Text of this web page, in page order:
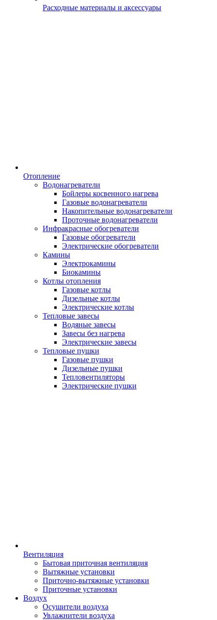
Расходные материалы и аксессуары
Отопление
Водонагреватели
Бойлеры косвенного нагрева
Газовые водонагреватели
Накопительные водонагреватели
Проточные водонагреватели
Инфракрасные обогреватели
Газовые обогреватели
Электрические обогреватели
Камины
Электрокамины
Биокамины
Котлы отопления
Газовые котлы
Дизельные котлы
Электрические котлы
Тепловые завесы
Водяные завесы
Завесы без нагрева
Электрические завесы
Тепловые пушки
Газовые пушки
Дизельные пушки
Тепловентиляторы
Электрические пушки
Вентиляция
Бытовая приточная вентиляция
Вытяжные установки
Приточно-вытяжные установки
Приточные установки
Воздух
Осушители воздуха
Увлажнители воздуха